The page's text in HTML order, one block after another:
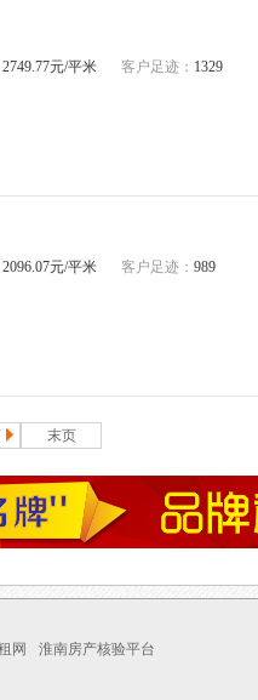
2749.77元/平米 客户足迹： 1329
2096.07元/平米 客户足迹： 989
末页
网 淮南房产核验平台